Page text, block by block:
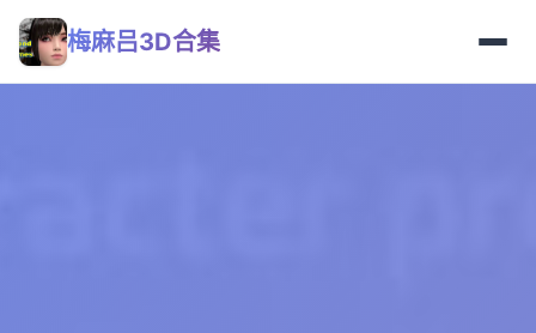
梅麻吕3D合集